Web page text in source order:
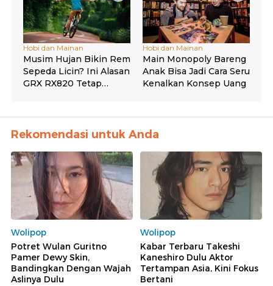
Rekomendasi untuk Anda
Wolipop
Potret Wulan Guritno
Pamer Dewy Skin,
Bandingkan Dengan Wajah
Aslinya Dulu
Wolipop
Kabar Terbaru Takeshi
Kaneshiro Dulu Aktor
Tertampan Asia, Kini Fokus
Bertani